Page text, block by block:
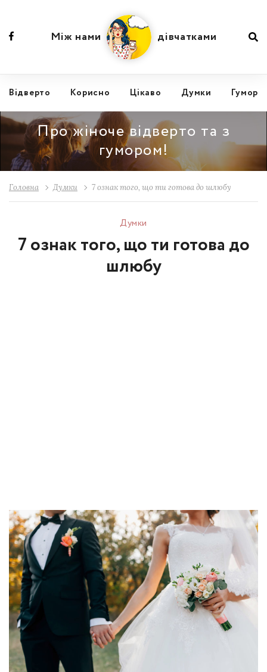
Відвертo Корисно Цікаво Думки Гумор
Між нами дівчатками
Про жіноче відверто та з
гумором!
Головна Думки 7 ознак того, що ти готова до шлюбу
Думки
7 ознак того, що ти готова до
шлюбу